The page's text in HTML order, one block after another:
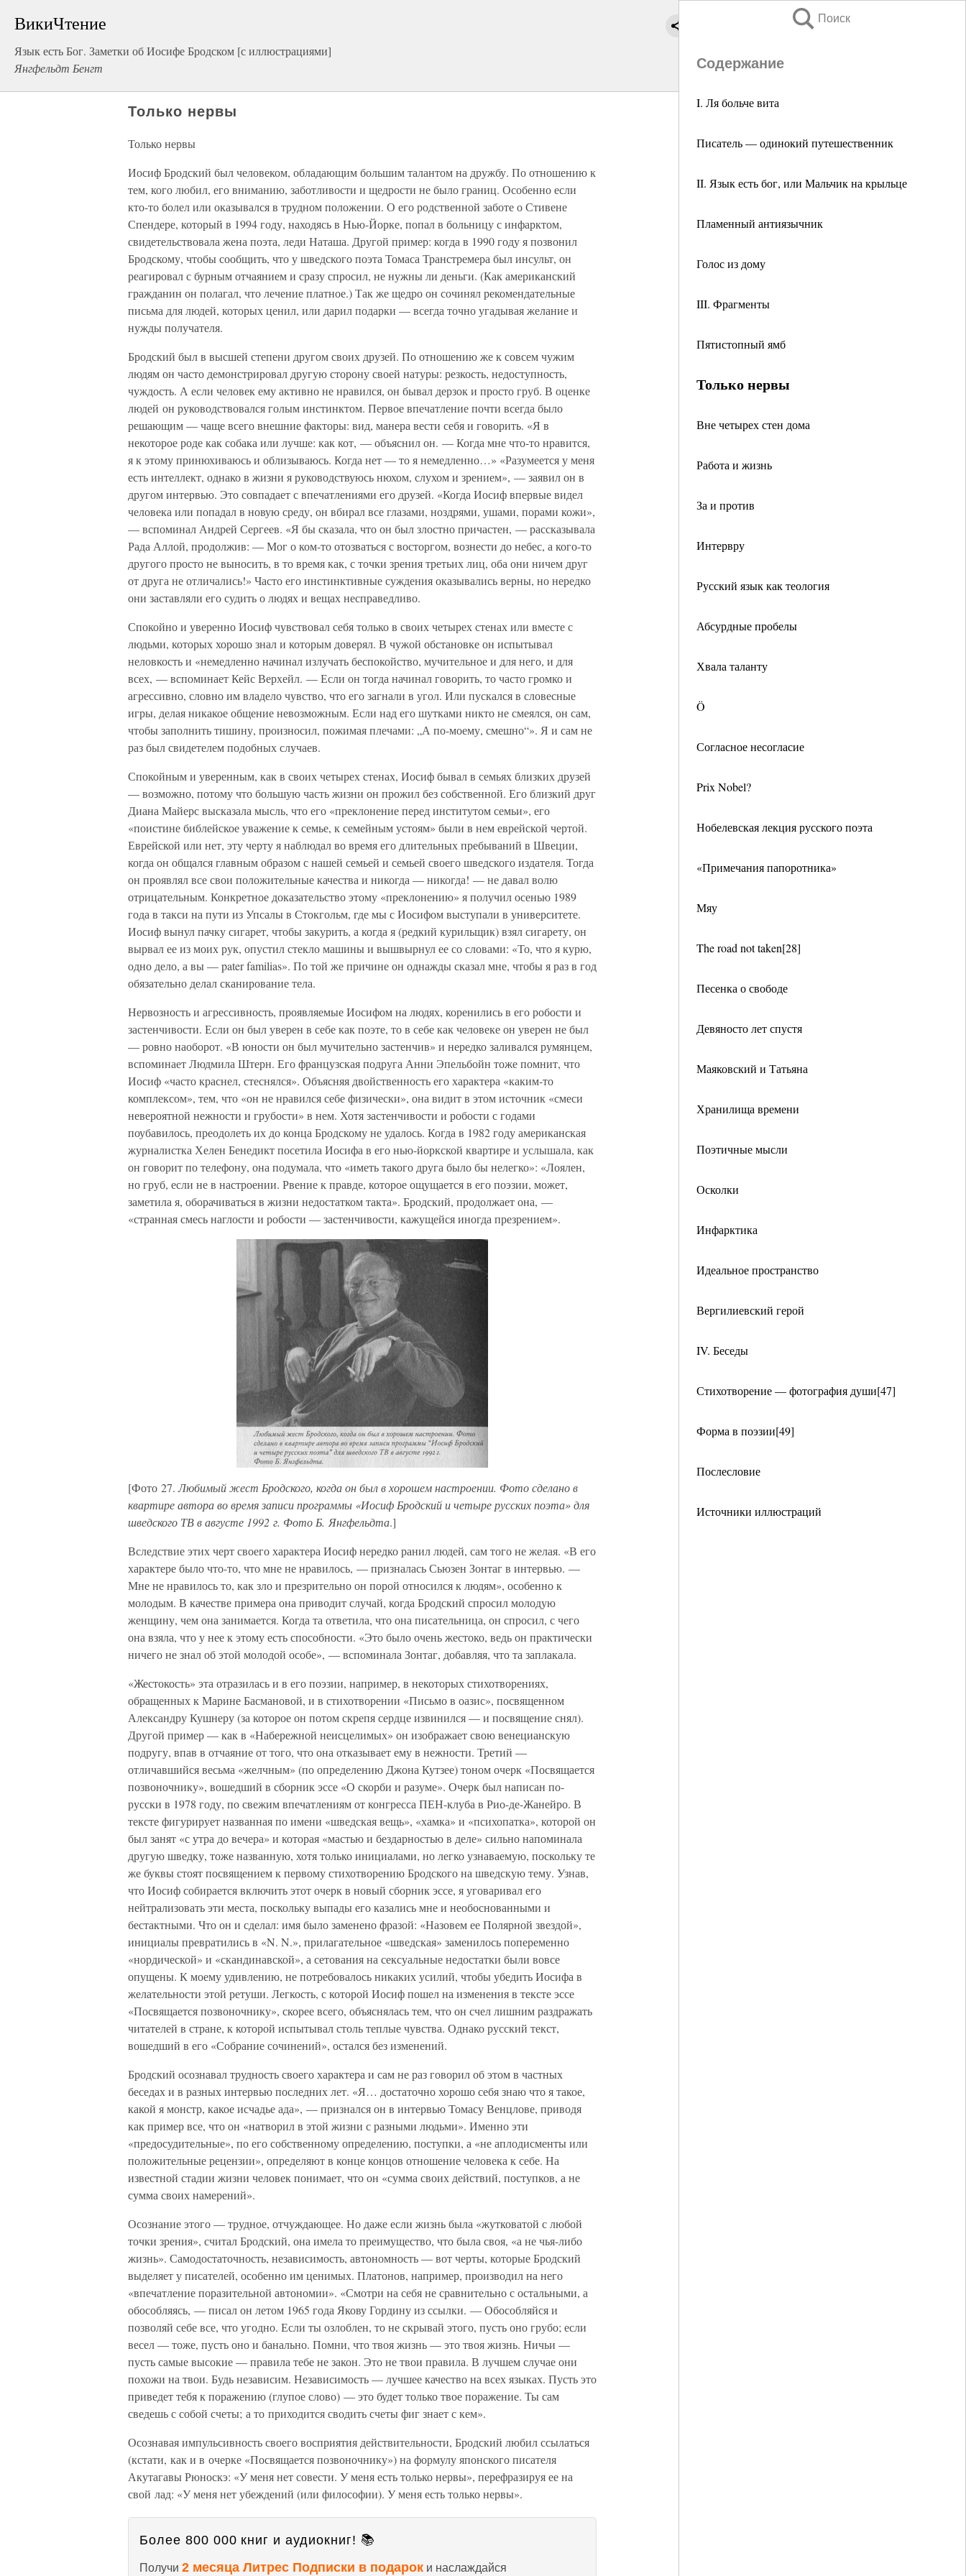
ВикиЧтение
Язык есть Бог. Заметки об Иосифе Бродском [с иллюстрациями]
Янгфельдт Бенгт
Поиск
Содержание
I. Ля больче вита
Писатель — одинокий путешественник
II. Язык есть бог, или Мальчик на крыльце
Пламенный антиязычник
Голос из дому
III. Фрагменты
Пятистопный ямб
Только нервы
Вне четырех стен дома
Работа и жизнь
За и против
Интервру
Русский язык как теология
Абсурдные пробелы
Хвала таланту
Ö
Согласное несогласие
Prix Nobel?
Нобелевская лекция русского поэта
«Примечания папоротника»
Мяу
The road not taken[28]
Песенка о свободе
Девяносто лет спустя
Маяковский и Татьяна
Хранилища времени
Поэтичные мысли
Осколки
Инфарктика
Идеальное пространство
Вергилиевский герой
IV. Беседы
Стихотворение — фотография души[47]
Форма в поэзии[49]
Послесловие
Источники иллюстраций
Только нервы
Только нервы
Иосиф Бродский был человеком, обладающим большим талантом на дружбу. По отношению к
тем, кого любил, его вниманию, заботливости и щедрости не было границ. Особенно если
кто-то болел или оказывался в трудном положении. О его родственной заботе о Стивене
Спендере, который в 1994 году, находясь в Нью-Йорке, попал в больницу с инфарктом,
свидетельствовала жена поэта, леди Наташа. Другой пример: когда в 1990 году я позвонил
Бродскому, чтобы сообщить, что у шведского поэта Томаса Транстремера был инсульт, он
реагировал с бурным отчаянием и сразу спросил, не нужны ли деньги. (Как американский
гражданин он полагал, что лечение платное.) Так же щедро он сочинял рекомендательные
письма для людей, которых ценил, или дарил подарки — всегда точно угадывая желание и
нужды получателя.
Бродский был в высшей степени другом своих друзей. По отношению же к совсем чужим
людям он часто демонстрировал другую сторону своей натуры: резкость, недоступность,
чуждость. А если человек ему активно не нравился, он бывал дерзок и просто груб. В оценке
людей он руководствовался голым инстинктом. Первое впечатление почти всегда было
решающим — чаще всего внешние факторы: вид, манера вести себя и говорить. «Я в
некоторое роде как собака или лучше: как кот, — объяснил он. — Когда мне что-то нравится,
я к этому принюхиваюсь и облизываюсь. Когда нет — то я немедленно…» «Разумеется у меня
есть интеллект, однако в жизни я руководствуюсь нюхом, слухом и зрением», — заявил он в
другом интервью. Это совпадает с впечатлениями его друзей. «Когда Иосиф впервые видел
человека или попадал в новую среду, он вбирал все глазами, ноздрями, ушами, порами кожи»,
— вспоминал Андрей Сергеев. «Я бы сказала, что он был злостно причастен, — рассказывала
Рада Аллой, продолжив: — Мог о ком-то отозваться с восторгом, вознести до небес, а кого-то
другого просто не выносить, в то время как, с точки зрения третьих лиц, оба они ничем друг
от друга не отличались!» Часто его инстинктивные суждения оказывались верны, но нередко
они заставляли его судить о людях и вещах несправедливо.
Спокойно и уверенно Иосиф чувствовал себя только в своих четырех стенах или вместе с
людьми, которых хорошо знал и которым доверял. В чужой обстановке он испытывал
неловкость и «немедленно начинал излучать беспокойство, мучительное и для него, и для
всех, — вспоминает Кейс Верхейл. — Если он тогда начинал говорить, то часто громко и
агрессивно, словно им владело чувство, что его загнали в угол. Или пускался в словесные
игры, делая никакое общение невозможным. Если над его шутками никто не смеялся, он сам,
чтобы заполнить тишину, произносил, пожимая плечами: „А по-моему, смешно“». Я и сам не
раз был свидетелем подобных случаев.
Спокойным и уверенным, как в своих четырех стенах, Иосиф бывал в семьях близких друзей
— возможно, потому что большую часть жизни он прожил без собственной. Его близкий друг
Диана Майерс высказала мысль, что его «преклонение перед институтом семьи», его
«поистине библейское уважение к семье, к семейным устоям» были в нем еврейской чертой.
Еврейской или нет, эту черту я наблюдал во время его длительных пребываний в Швеции,
когда он общался главным образом с нашей семьей и семьей своего шведского издателя. Тогда
он проявлял все свои положительные качества и никогда — никогда! — не давал волю
отрицательным. Конкретное доказательство этому «преклонению» я получил осенью 1989
года в такси на пути из Упсалы в Стокгольм, где мы с Иосифом выступали в университете.
Иосиф вынул пачку сигарет, чтобы закурить, а когда я (редкий курильщик) взял сигарету, он
вырвал ее из моих рук, опустил стекло машины и вышвырнул ее со словами: «То, что я курю,
одно дело, а вы — pater familias». По той же причине он однажды сказал мне, чтобы я раз в год
обязательно делал сканирование тела.
Нервозность и агрессивность, проявляемые Иосифом на людях, коренились в его робости и
застенчивости. Если он был уверен в себе как поэте, то в себе как человеке он уверен не был
— ровно наоборот. «В юности он был мучительно застенчив» и нередко заливался румянцем,
вспоминает Людмила Штерн. Его французская подруга Анни Эпельбойн тоже помнит, что
Иосиф «часто краснел, стеснялся». Объясняя двойственность его характера «каким-то
комплексом», тем, что «он не нравился себе физически», она видит в этом источник «смеси
невероятной нежности и грубости» в нем. Хотя застенчивости и робости с годами
поубавилось, преодолеть их до конца Бродскому не удалось. Когда в 1982 году американская
журналистка Хелен Бенедикт посетила Иосифа в его нью-йоркской квартире и услышала, как
он говорит по телефону, она подумала, что «иметь такого друга было бы нелегко»: «Лоялен,
но груб, если не в настроении. Рвение к правде, которое ощущается в его поэзии, может,
заметила я, оборачиваться в жизни недостатком такта». Бродский, продолжает она, —
«странная смесь наглости и робости — застенчивости, кажущейся иногда презрением».
[Фото 27.Любимый жест Бродского, когда он был в хорошем настроении. Фото сделано в
квартире автора во время записи программы «Иосиф Бродский и четыре русских поэта» для
шведского ТВ в августе 1992 г. Фото Б. Янгфельдта.]
Вследствие этих черт своего характера Иосиф нередко ранил людей, сам того не желая. «В его
характере было что-то, что мне не нравилось, — призналась Сьюзен Зонтаг в интервью. —
Мне не нравилось то, как зло и презрительно он порой относился к людям», особенно к
молодым. В качестве примера она приводит случай, когда Бродский спросил молодую
женщину, чем она занимается. Когда та ответила, что она писательница, он спросил, с чего
она взяла, что у нее к этому есть способности. «Это было очень жестоко, ведь он практически
ничего не знал об этой молодой особе», — вспоминала Зонтаг, добавляя, что та заплакала.
«Жестокость» эта отразилась и в его поэзии, например, в некоторых стихотворениях,
обращенных к Марине Басмановой, и в стихотворении «Письмо в оазис», посвященном
Александру Кушнеру (за которое он потом скрепя сердце извинился — и посвящение снял).
Другой пример — как в «Набережной неисцелимых» он изображает свою венецианскую
подругу, впав в отчаяние от того, что она отказывает ему в нежности. Третий —
отличавшийся весьма «желчным» (по определению Джона Кутзее) тоном очерк «Посвящается
позвоночнику», вошедший в сборник эссе «О скорби и разуме». Очерк был написан по-
русски в 1978 году, по свежим впечатлениям от конгресса ПЕН-клуба в Рио-де-Жанейро. В
тексте фигурирует названная по имени «шведская вещь», «хамка» и «психопатка», которой он
был занят «с утра до вечера» и которая «мастью и бездарностью в деле» сильно напоминала
другую шведку, тоже названную, хотя только инициалами, но легко узнаваемую, поскольку те
же буквы стоят посвящением к первому стихотворению Бродского на шведскую тему. Узнав,
что Иосиф собирается включить этот очерк в новый сборник эссе, я уговаривал его
нейтрализовать эти места, поскольку выпады его казались мне и необоснованными и
бестактными. Что он и сделал: имя было заменено фразой: «Назовем ее Полярной звездой»,
инициалы превратились в «N. N.», прилагательное «шведская» заменилось попеременно
«нордической» и «скандинавской», а сетования на сексуальные недостатки были вовсе
опущены. К моему удивлению, не потребовалось никаких усилий, чтобы убедить Иосифа в
желательности этой ретуши. Легкость, с которой Иосиф пошел на изменения в тексте эссе
«Посвящается позвоночнику», скорее всего, объяснялась тем, что он счел лишним раздражать
читателей в стране, к которой испытывал столь теплые чувства. Однако русский текст,
вошедший в его «Собрание сочинений», остался без изменений.
Бродский осознавал трудность своего характера и сам не раз говорил об этом в частных
беседах и в разных интервью последних лет. «Я… достаточно хорошо себя знаю что я такое,
какой я монстр, какое исчадье ада», — признался он в интервью Томасу Венцлове, приводя
как пример все, что он «натворил в этой жизни с разными людьми». Именно эти
«предосудительные», по его собственному определению, поступки, а «не аплодисменты или
положительные рецензии», определяют в конце концов отношение человека к себе. На
известной стадии жизни человек понимает, что он «сумма своих действий, поступков, а не
сумма своих намерений».
Осознание этого — трудное, отчуждающее. Но даже если жизнь была «жутковатой с любой
точки зрения», считал Бродский, она имела то преимущество, что была своя, «а не чья-либо
жизнь». Самодостаточность, независимость, автономность — вот черты, которые Бродский
выделяет у писателей, особенно им ценимых. Платонов, например, производил на него
«впечатление поразительной автономии». «Смотри на себя не сравнительно с остальными, а
обособляясь, — писал он летом 1965 года Якову Гордину из ссылки. — Обособляйся и
позволяй себе все, что угодно. Если ты озлоблен, то не скрывай этого, пусть оно грубо; если
весел — тоже, пусть оно и банально. Помни, что твоя жизнь — это твоя жизнь. Ничьи —
пусть самые высокие — правила тебе не закон. Это не твои правила. В лучшем случае они
похожи на твои. Будь независим. Независимость — лучшее качество на всех языках. Пусть это
приведет тебя к поражению (глупое слово) — это будет только твое поражение. Ты сам
сведешь с собой счеты; а то приходится сводить счеты фиг знает с кем».
Осознавая импульсивность своего восприятия действительности, Бродский любил ссылаться
(кстати, как и в очерке «Посвящается позвоночнику») на формулу японского писателя
Акутагавы Рюноскэ: «У меня нет совести. У меня есть только нервы», перефразируя ее на
свой лад: «У меня нет убеждений (или философии). У меня есть только нервы».
Более 800 000 книг и аудиокниг! 📚
Получи 2 месяца Литрес Подписки в подарок и наслаждайся